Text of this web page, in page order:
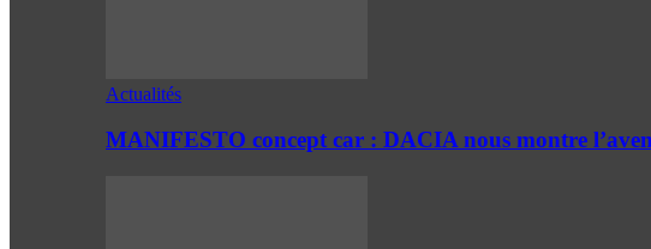
Actualités
MANIFESTO concept car : DACIA nous montre